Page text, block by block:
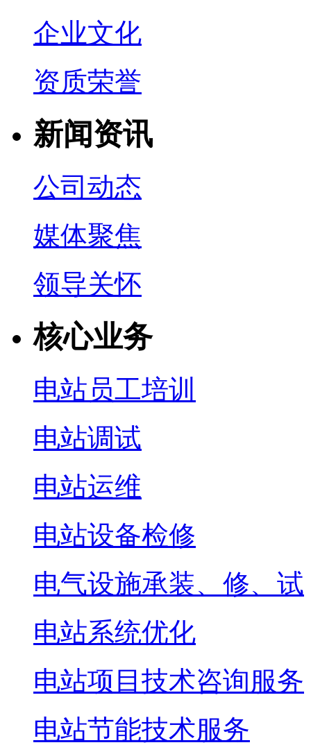
企业文化
资质荣誉
新闻资讯
公司动态
媒体聚焦
领导关怀
核心业务
电站员工培训
电站调试
电站运维
电站设备检修
电气设施承装、修、试
电站系统优化
电站项目技术咨询服务
电站节能技术服务